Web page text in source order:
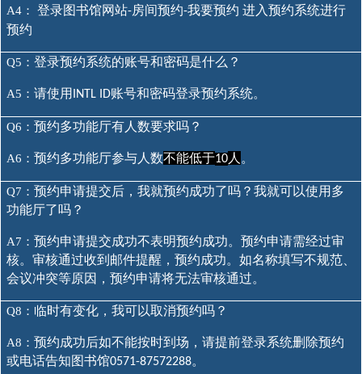
A4： 登录图书馆网站-房间预约-我要预约 进入预约系统进行
预约
Q5： 登录预约系统的账号和密码是什么？
A5： 请使用 INTL ID账号和密码登录预约系统。
Q6： 预约多功能厅有人数要求吗？
A6： 预约多功能厅参与人数不能低于10人 。
Q7： 预约申请提交后，我就预约成功了吗？我就可以使用多
功能厅了吗？
A7： 预约申请提交成功不表明预约成功。预约申请需经过审
核。审核通过收到邮件提醒，预约成功。如名称填写不规范、
会议冲突等原因，预约申请将无法审核通过。
Q8： 临时有变化，我可以取消预约吗？
A8： 预约成功后如不能按时到场，请提前登录系统删除预约
或电话告知图书馆0571-87572288。